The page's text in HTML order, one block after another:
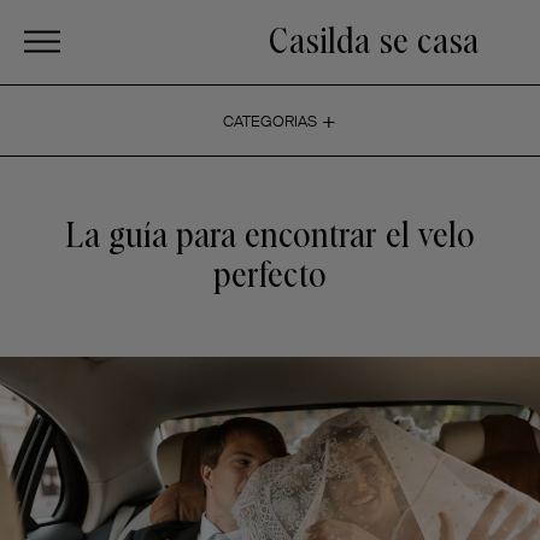
Casilda se casa
CATEGORIAS +
La guía para encontrar el velo
perfecto